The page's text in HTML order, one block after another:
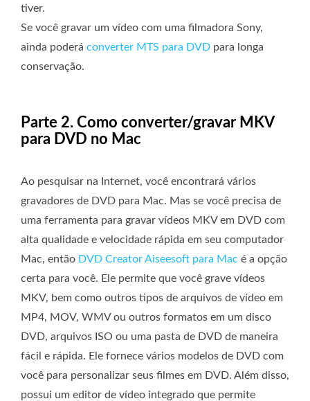
tiver.
Se você gravar um vídeo com uma filmadora Sony,
ainda poderá converter MTS para DVD para longa
conservação.
Parte 2. Como converter/gravar MKV
para DVD no Mac
Ao pesquisar na Internet, você encontrará vários
gravadores de DVD para Mac. Mas se você precisa de
uma ferramenta para gravar vídeos MKV em DVD com
alta qualidade e velocidade rápida em seu computador
Mac, então DVD Creator Aiseesoft para Mac é a opção
certa para você. Ele permite que você grave vídeos
MKV, bem como outros tipos de arquivos de vídeo em
MP4, MOV, WMV ou outros formatos em um disco
DVD, arquivos ISO ou uma pasta de DVD de maneira
fácil e rápida. Ele fornece vários modelos de DVD com
você para personalizar seus filmes em DVD. Além disso,
possui um editor de vídeo integrado que permite